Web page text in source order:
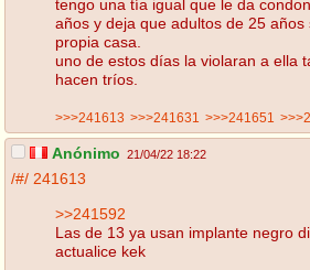
tengo una tía igual que le da
años y deja que adultos de 25 años
propia casa.
uno de estos días la violaran a ella
hacen tríos.
>>>241613 >>>241631 >>>241651
Anónimo 21/04/22 18:22
/#/ 241613
>>241592
Las de 13 ya usan implante negro
actualice kek